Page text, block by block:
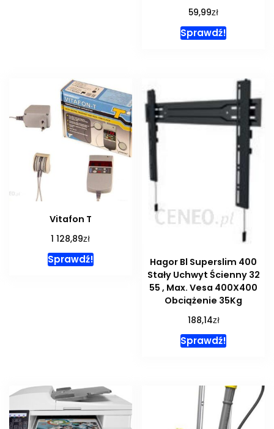
59,99zł
Sprawdź!
Vitafon T
1 128,89zł
Sprawdź!
Hagor Bl Superslim 400
Stały Uchwyt Ścienny 32
55 , Max. Vesa 400X400
Obciążenie 35Kg
188,14zł
Sprawdź!